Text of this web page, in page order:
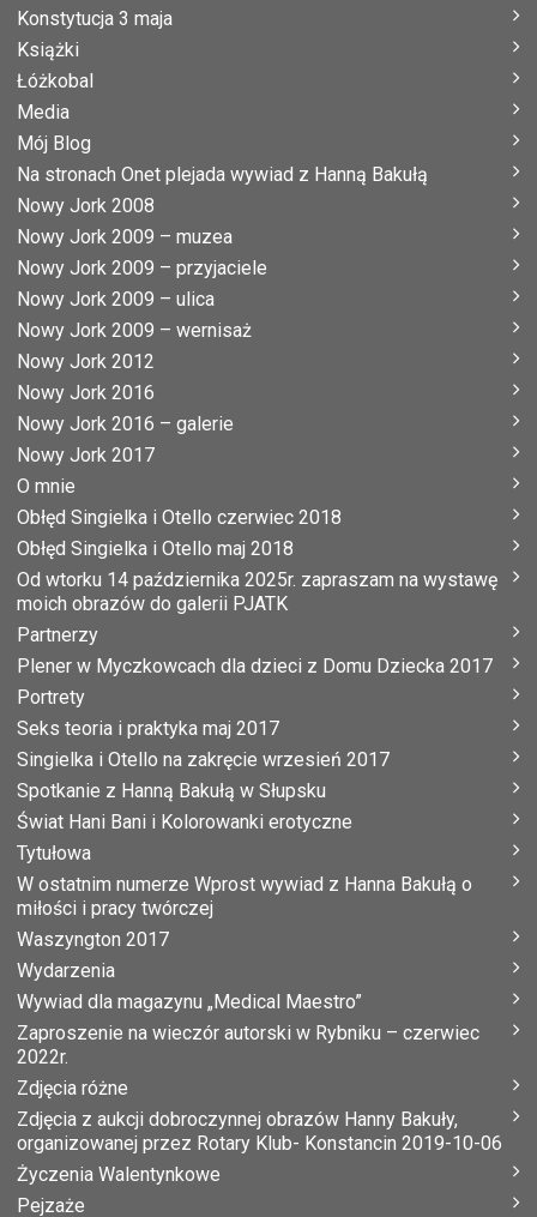
Konstytucja 3 maja
Książki
Łóżkobal
Media
Mój Blog
Na stronach Onet plejada wywiad z Hanną Bakułą
Nowy Jork 2008
Nowy Jork 2009 – muzea
Nowy Jork 2009 – przyjaciele
Nowy Jork 2009 – ulica
Nowy Jork 2009 – wernisaż
Nowy Jork 2012
Nowy Jork 2016
Nowy Jork 2016 – galerie
Nowy Jork 2017
O mnie
Obłęd Singielka i Otello czerwiec 2018
Obłęd Singielka i Otello maj 2018
Od wtorku 14 października 2025r. zapraszam na wystawę
moich obrazów do galerii PJATK
Partnerzy
Plener w Myczkowcach dla dzieci z Domu Dziecka 2017
Portrety
Seks teoria i praktyka maj 2017
Singielka i Otello na zakręcie wrzesień 2017
Spotkanie z Hanną Bakułą w Słupsku
Świat Hani Bani i Kolorowanki erotyczne
Tytułowa
W ostatnim numerze Wprost wywiad z Hanna Bakułą o
miłości i pracy twórczej
Waszyngton 2017
Wydarzenia
Wywiad dla magazynu „Medical Maestro”
Zaproszenie na wieczór autorski w Rybniku – czerwiec
2022r.
Zdjęcia różne
Zdjęcia z aukcji dobroczynnej obrazów Hanny Bakuły,
organizowanej przez Rotary Klub- Konstancin 2019-10-06
Życzenia Walentynkowe
Pejzaże